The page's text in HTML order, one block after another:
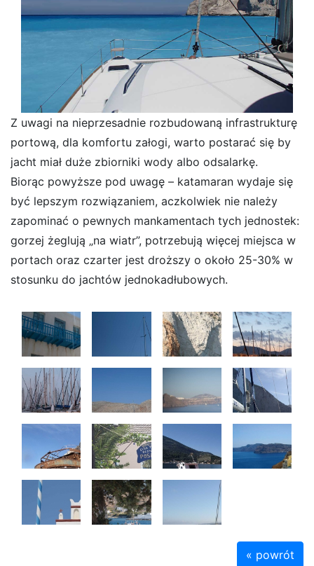
Z uwagi na nieprzesadnie rozbudowaną infrastrukturę
portową, dla komfortu załogi, warto postarać się by
jacht miał duże zbiorniki wody albo odsalarkę.
Biorąc powyższe pod uwagę – katamaran wydaje się
być lepszym rozwiązaniem, aczkolwiek nie należy
zapominać o pewnych mankamentach tych jednostek:
gorzej żeglują „na wiatr”, potrzebują więcej miejsca w
portach oraz czarter jest droższy o około 25-30% w
stosunku do jachtów jednokadłubowych.
« powrót